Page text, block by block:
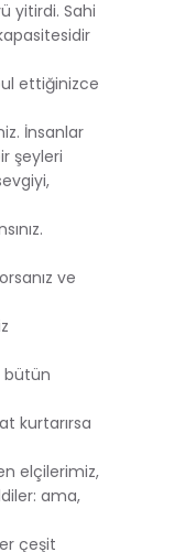
yitirdi. Sahi
ettiğinizce
İnsanlar
şeyleri
ve
bütün
kurtarırsa
elçilerimiz,
ama,
çeşit